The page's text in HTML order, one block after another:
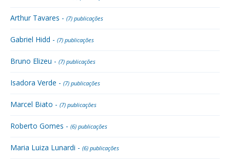
Arthur Tavares - (7) publicações
Gabriel Hidd - (7) publicações
Bruno Elizeu - (7) publicações
Isadora Verde - (7) publicações
Marcel Biato - (7) publicações
Roberto Gomes - (6) publicações
Maria Luiza Lunardi - (6) publicações